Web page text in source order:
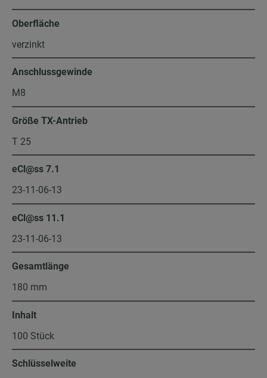
Oberfläche
verzinkt
Anschlussgewinde
M8
Größe TX-Antrieb
T 25
eCl@ss 7.1
23-11-06-13
eCl@ss 11.1
23-11-06-13
Gesamtlänge
180 mm
Inhalt
100 Stück
Schlüsselweite